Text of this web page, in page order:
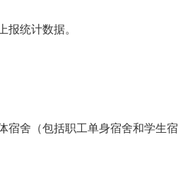
统计数据。
宿舍（包括职工单身宿舍和学生宿